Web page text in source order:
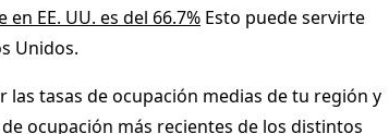
EE. UU. es del 66.7% Esto puede servirte
Unidos.
las tasas de ocupación medias de tu región y
ocupación más recientes de los distintos